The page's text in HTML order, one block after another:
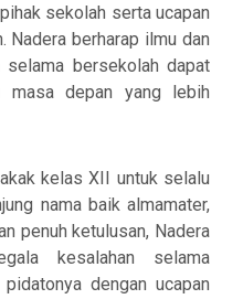
sekolah serta ucapan
Nadera berharap ilmu dan
selama bersekolah dapat
masa depan yang lebih
kelas XII untuk selalu
nama baik almamater,
penuh ketulusan, Nadera
kesalahan selama
dengan ucapan